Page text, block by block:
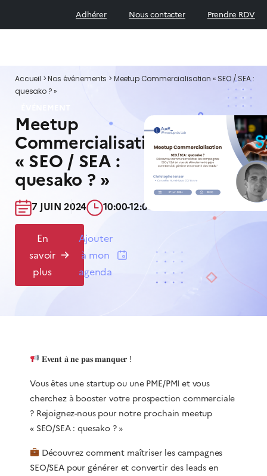
Adhérer Nous contacter Prendre RDV
Accueil >Nos événements > Meetup Commercialisation « SEO / SEA :
quesako ? »
Meetup
Commercialisation
« SEO / SEA :
quesako ? »
7 JUIN 2024​ 10:00-12:00​
En
savoir
plus
Ajouter
à mon
agenda
𝐄𝐯𝐞𝐧𝐭 𝐚̀ 𝐧𝐞 𝐩𝐚𝐬 𝐦𝐚𝐧𝐪𝐮𝐞𝐫 !
Vous êtes une startup ou une PME/PMI et vous
cherchez à booster votre prospection commerciale
? Rejoignez-nous pour notre prochain meetup
« SEO/SEA : quesako ? »
Découvrez comment maîtriser les campagnes
SEO/SEA pour générer et convertir des leads en